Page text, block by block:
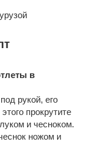
в
рукой, его
прокрутите
и чесноком.
ножом и